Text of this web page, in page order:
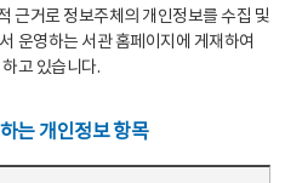
근거로 정보주체의 개인정보를 수집 및
운영하는 서관 홈페이지에 게재하여
고 있습니다.
는 개인정보 항목